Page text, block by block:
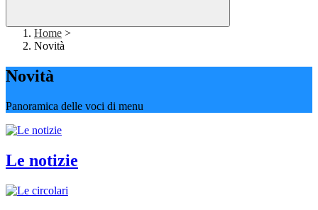
Home >
Novità
Novità
Panoramica delle voci di menu
Le notizie